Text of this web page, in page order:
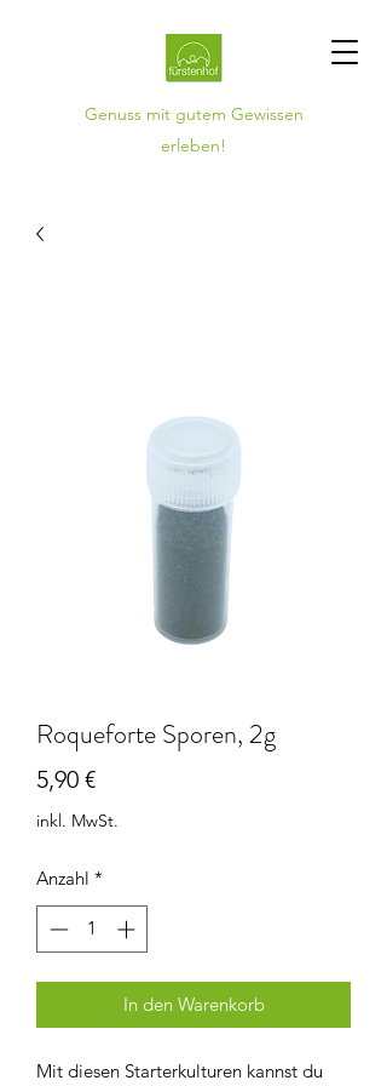
Genuss mit gutem Gewissen
erleben!
Roqueforte Sporen, 2g
5,90 €Preis
inkl. MwSt.
Anzahl *
In den Warenkorb
Mit diesen Starterkulturen kannst du